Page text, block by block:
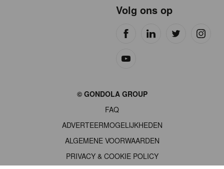
Volg ons op
© GONDOLA GROUP
FAQ
ADVERTEERMOGELIJKHEDEN
ALGEMENE VOORWAARDEN
PRIVACY & COOKIE POLICY